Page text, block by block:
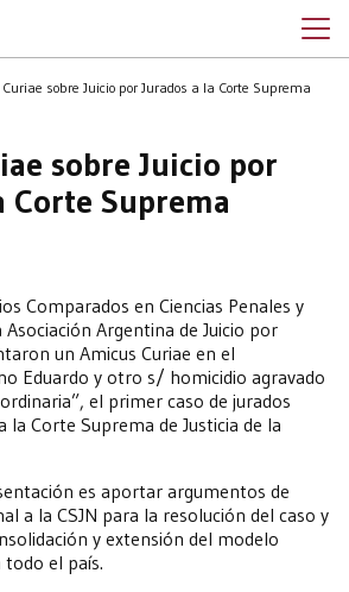
sobre Juicio por Jurados a la Corte Suprema
sobre Juicio por
Corte Suprema
Comparados en Ciencias Penales y
Asociación Argentina de Juicio por
un Amicus Curiae en el
Eduardo y otro s/ homicidio agravado
el primer caso de jurados
la Corte Suprema de Justicia de la
es aportar argumentos de
a la CSJN para la resolución del caso y
y extensión del modelo
todo el país.